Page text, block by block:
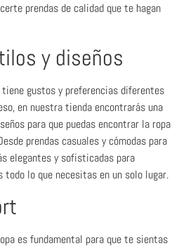
prendas de calidad que te hagan
y diseños
tiene gustos y preferencias diferentes
en nuestra tienda encontrarás una
para que puedas encontrar la ropa
prendas casuales y cómodas para
elegantes y sofisticadas para
todo lo que necesitas en un solo lugar.
es fundamental para que te sientas